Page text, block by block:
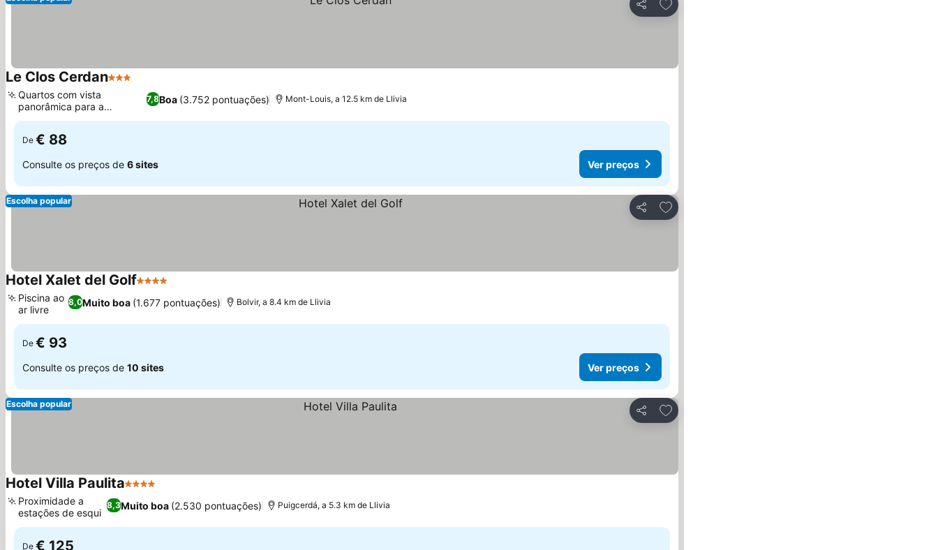
Partilhar
Le Clos Cerdan3 Estrelas
7,8Boa (3.752 pontuações)
Quartos com vista
panorâmica para a
montanha
Mont-Louis, a 12.5 km de Llivia
De € 88
Consulte os preços de 6 sites Ver preços
Partilhar
Adicionar aos favoritos
Escolha popular
Hotel Xalet del Golf4 Estrelas
8,0Muito boa (1.677 pontuações)
Piscina ao
ar livre
Bolvir, a 8.4 km de Llivia
De € 93
Consulte os preços de 10 sites Ver preços
Partilhar
Adicionar aos favoritos
Escolha popular
Hotel Villa Paulita4 Estrelas
8,3Muito boa (2.530 pontuações)
Proximidade a
estações de esqui
Puigcerdá, a 5.3 km de Llivia
De € 125